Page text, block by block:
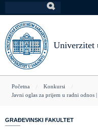
na
glavni
sadržaj
Univerzitet
You
here
Početna
Konkursi
Javni oglas za prijem u radni odnos
GRAĐEVINSKI FAKULTET